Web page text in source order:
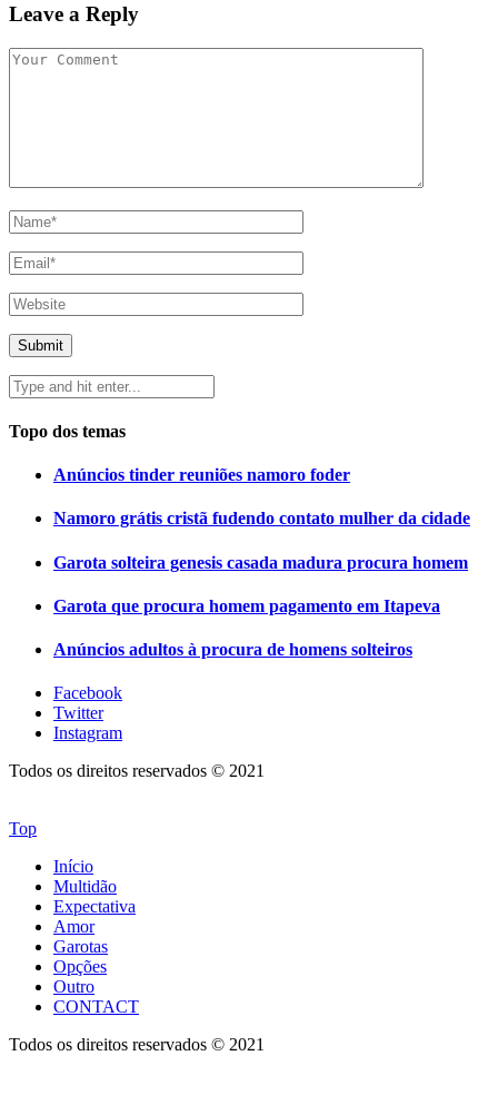
Leave a Reply
Topo dos temas
Anúncios tinder reuniões namoro foder
Namoro grátis cristã fudendo contato mulher da cidade
Garota solteira genesis casada madura procura homem
Garota que procura homem pagamento em Itapeva
Anúncios adultos à procura de homens solteiros
Facebook
Twitter
Instagram
Todos os direitos reservados © 2021
Top
Início
Multidão
Expectativa
Amor
Garotas
Opções
Outro
CONTACT
Todos os direitos reservados © 2021